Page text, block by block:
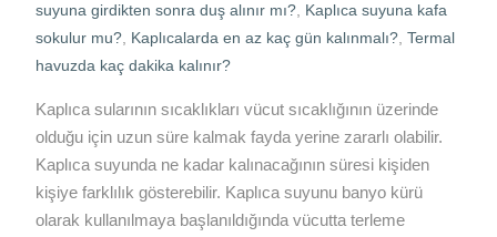
suyuna girdikten sonra duş alınır mı?, Kaplıca suyuna kafa
sokulur mu?, Kaplıcalarda en az kaç gün kalınmalı?, Termal
havuzda kaç dakika kalınır?
Kaplıca sularının sıcaklıkları vücut sıcaklığının üzerinde
olduğu için uzun süre kalmak fayda yerine zararlı olabilir.
Kaplıca suyunda ne kadar kalınacağının süresi kişiden
kişiye farklılık gösterebilir. Kaplıca suyunu banyo kürü
olarak kullanılmaya başlanıldığında vücutta terleme